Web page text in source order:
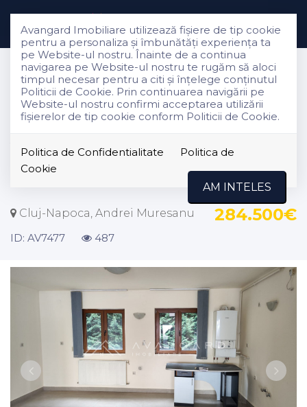
Avangard Imobiliare utilizează fişiere de tip cookie
pentru a personaliza și îmbunătăți experiența ta
pe Website-ul nostru. Înainte de a continua
navigarea pe Website-ul nostru te rugăm să aloci
timpul necesar pentru a citi și înțelege conținutul
Politicii de Cookie. Prin continuarea navigării pe
Website-ul nostru confirmi acceptarea utilizării
fişierelor de tip cookie conform Politicii de Cookie.
Politica de Confidentialitate
Politica de
Cookie
AM INTELES
Vanzare
Apartamente
Cluj-Napoca
Andrei Muresanu
Parcare | Calea Turzii / Andrei
Muresanu
Cluj-Napoca, Andrei Muresanu 284.500€
ID: AV7477 487